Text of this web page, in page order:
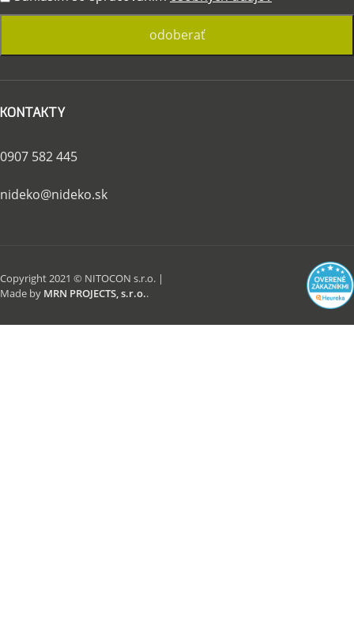
KONTAKTY
0907 582 445
nideko@nideko.sk
Copyright 2021 © NITOCON s.r.o. |
Made by MRN PROJECTS, s.r.o..